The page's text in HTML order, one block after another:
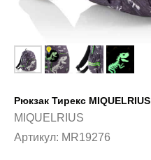
Рюкзак Тирекс MIQUELRIUS
MIQUELRIUS
Артикул: MR19276